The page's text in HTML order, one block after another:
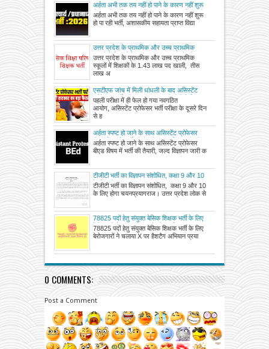
अर्हता अभी तक तय नहीं हो पाने के कारण नहीं शुरू
हो पा रही भर्ती, अशासकीय सहायता प्राप्त विद्यालयों
की भर्ती का मामला, प्रधानाचार्य के 1475,
प्रधानाध्यापक के 1172 पद हैं खाली
अर्हता अभी तक तय नहीं हो पाने के कारण नहीं शुरू
हो पा रही भर्ती, अशासकीय सहायता प्राप्त विद्या
उत्तर प्रदेश के प्राथमिक और उच्च प्राथमिक
स्कूलों में शिक्षकों के 1.43 लाख पद खाली, तीस
लाख अभ्यर्थियों को शिक्षक भर्ती का इंतजार
उत्तर प्रदेश के प्राथमिक और उच्च प्राथमिक
स्कूलों में शिक्षकों के 1.43 लाख पद खाली, तीस
लाख अ
एसटीएफ जांच में मिली धांधली के बाद असिस्टेंट
प्रोफेसर भर्ती परीक्षा रद, मुख्यमंत्री योगी ने दिया
परीक्षा निरस्त करने का आदेश
पहली परीक्षा में ही फेल हो गया नवगठित
आयोग, असिस्टेंट प्रोफेसर भर्ती परीक्षा के दूसरे दिन
से ह
अर्हता स्पष्ट हो जाने के साथ असिस्टेंट प्रोफेसर
बीएड विषय में भर्ती की तैयारी, जल्द विज्ञापन जारी
कर शिक्षा सेवा चयन आयोग लेगा ऑनलाइन आवेदन
अर्हता स्पष्ट हो जाने के साथ असिस्टेंट प्रोफेसर
बीएड विषय में भर्ती की तैयारी, जल्द विज्ञापन जारी क
टीजीटी भर्ती का विज्ञापन संशोधित, कक्षा 9 और 10
के लिए होगा चयन
टीजीटी भर्ती का विज्ञापन संशोधित, कक्षा 9 और 10
के लिए होगा चयनप्रयागराज। उत्तर प्रदेश लोक से
78825 पदों हेतु संयुक्त बेसिक शिक्षक भर्ती के लिए
बेरोजगारों ने चलाया X पर हैशटैग अभियान
78825 पदों हेतु संयुक्त बेसिक शिक्षक भर्ती के लिए
बेरोजगारों ने चलाया X पर हैशटैग अभियान प्रया
0 COMMENTS:
Post a Comment